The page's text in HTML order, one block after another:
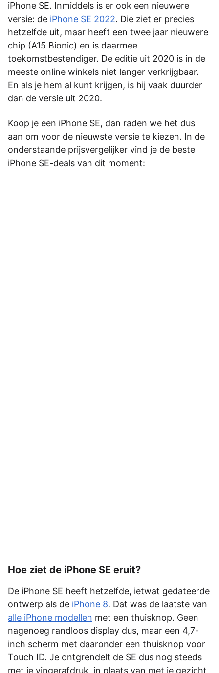
iPhone SE. Inmiddels is er ook een nieuwere
versie: de iPhone SE 2022. Die ziet er precies
hetzelfde uit, maar heeft een twee jaar nieuwere
chip (A15 Bionic) en is daarmee
toekomstbestendiger. De editie uit 2020 is in de
meeste online winkels niet langer verkrijgbaar.
En als je hem al kunt krijgen, is hij vaak duurder
dan de versie uit 2020.
Koop je een iPhone SE, dan raden we het dus
aan om voor de nieuwste versie te kiezen. In de
onderstaande prijsvergelijker vind je de beste
iPhone SE-deals van dit moment:
Hoe ziet de iPhone SE eruit?
De iPhone SE heeft hetzelfde, ietwat gedateerde
ontwerp als de iPhone 8. Dat was de laatste van
alle iPhone modellen met een thuisknop. Geen
nagenoeg randloos display dus, maar een 4,7-
inch scherm met daaronder een thuisknop voor
Touch ID. Je ontgrendelt de SE dus nog steeds
met je vingerafdruk, in plaats van met je gezicht